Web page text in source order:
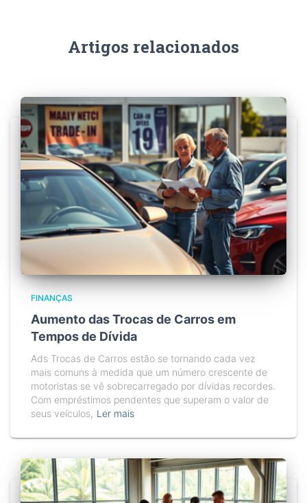
Artigos relacionados
FINANÇAS
Aumento das Trocas de Carros em
Tempos de Dívida
Ads Trocas de Carros estão se tornando cada vez
mais comuns à medida que um número crescente de
motoristas se vê sobrecarregado por dívidas recordes.
Com empréstimos pendentes que superam o valor de
seus veículos, Ler mais